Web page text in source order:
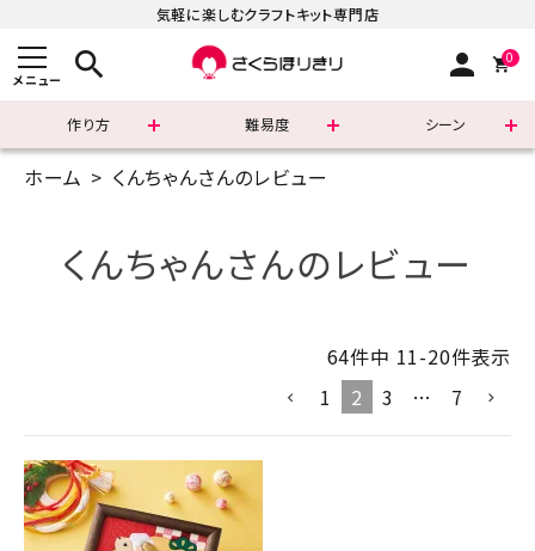
気軽に楽しむクラフトキット専門店
メニュー search person 0
作り方 難易度 シーン
まずはこちら
診断チャート
ジャンルで選ぶ
ホーム くんちゃんさんのレビュー
くんちゃんさんのレビュー
64件中 11-20件表示
1
2 3 … 7